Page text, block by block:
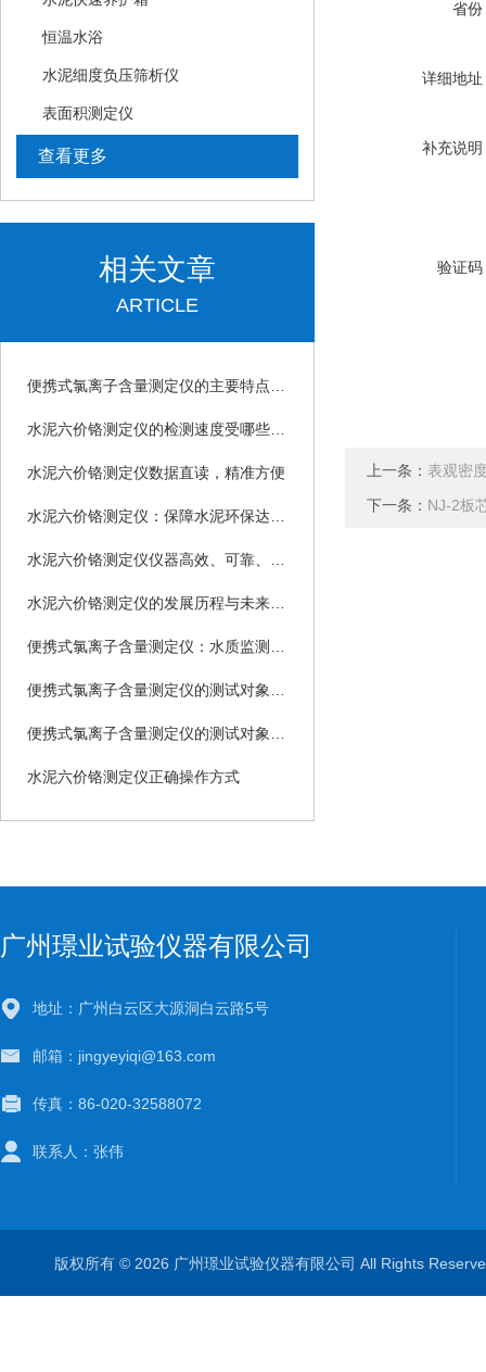
恒温水浴
水泥细度负压筛析仪
表面积测定仪
查看更多
相关文章
ARTICLE
水泥六价铬测定仪数据直读，精准方便
水泥六价铬测定仪正确操作方式
省份
详细地址
补充说明
验证码
上一条： 表观密
下一条： NJ-2板
广州璟业试验仪器有限公司
地址：广州白云区大源洞白云路5号
邮箱：jingyeyiqi@163.com
传真：86-020-32588072
联系人：张伟
版权所有 © 2026 广州璟业试验仪器有限公司 All Rights